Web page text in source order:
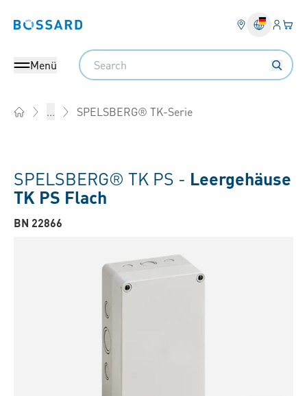
Bossard homepage Ihr
Menü
Search
... SPELSBERG® TK-Serie
SPELSBERG® TK PS - Leergehäuse
TK PS Flach
BN 22866